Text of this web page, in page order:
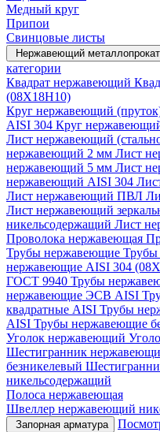
Медный круг
Припои
Свинцовые листы
Нержавеющий металлопрокат
категории
Квадрат нержавеющий
(08Х18Н10)
Круг нержавеющий
AISI 304 Круг
Лист нержавеющий
нержавеющий 2 мм Лист
нержавеющий 5 мм Лист
нержавеющий AISI 304
Лист нержавеющий ПВЛ
Лист нержавеющий
никельсодержащий Лист
Проволока нержавеющая
Трубы нержавеющие
нержавеющие AISI 304
ГОСТ 9940 Трубы
нержавеющие ЭСВ AISI
квадратные AISI Трубы
AISI Трубы нержавеющие
Уголок нержавеющий
Шестигранник
безникелевый
никельсодержащий
Полоса нержавеющая
Швеллер нержавеющий
Запорная арматура